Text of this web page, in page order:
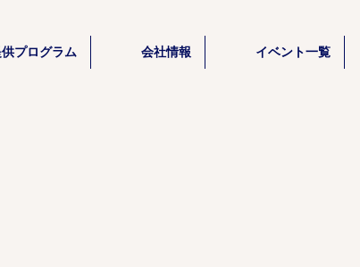
プログラム 会社情報 イベント一覧